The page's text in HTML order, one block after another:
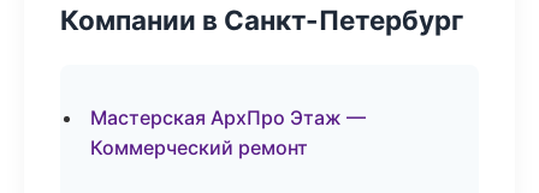
Компании в Санкт-Петербург
Мастерская АрхПро Этаж —
Коммерческий ремонт